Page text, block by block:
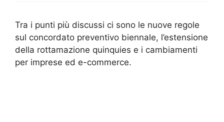
Tra i punti più discussi ci sono le nuove regole
sul concordato preventivo biennale, l’estensione
della rottamazione quinquies e i cambiamenti
per imprese ed e-commerce.